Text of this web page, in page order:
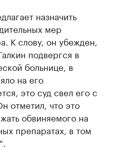
назначить
мер
К слову, он убежден,
подвергся в
больнице, в
на его
это суд свел его с
отметил, что это
обвиняемого на
препаратах, в том